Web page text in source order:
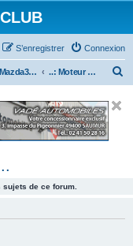
Connexion
S’enregistrer
..: Mazda3 MPS & Mazdaspeed 3 :.. ..: Moteur & Boite de vitesses :..
e
de ce forum.